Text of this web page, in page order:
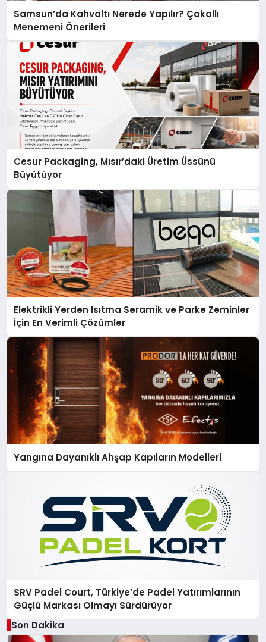
Samsun’da Kahvaltı Nerede Yapılır? Çakallı
Menemeni Önerileri
Cesur Packaging, Mısır’daki Üretim Üssünü
Büyütüyor
Elektrikli Yerden Isıtma Seramik ve Parke Zeminler
İçin En Verimli Çözümler
Yangına Dayanıklı Ahşap Kapıların Modelleri
SRV Padel Court, Türkiye’de Padel Yatırımlarının
Güçlü Markası Olmayı Sürdürüyor
Son Dakika